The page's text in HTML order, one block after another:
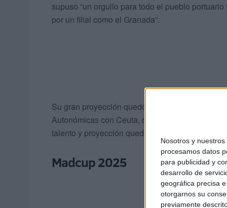
Nosotros y nuestros
procesamos datos
para publicidad y
desarrollo de
geográfica precisa
otorgarnos su
previamente
supuso “un orgullo para todo el pueblo
por un filial como el Granada”.
Su gran proyección quedó patente,
Autonómicas con Ceuta, donde brilló a pesar de
talento y proyección quedando como el mejor
Madcup 2025